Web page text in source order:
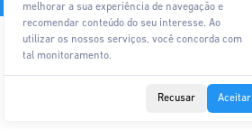
melhorar a sua experiência de navegação e
recomendar conteúdo do seu interesse. Ao
utilizar os nossos serviços, você concorda com
tal monitoramento.
Recusar Aceitar